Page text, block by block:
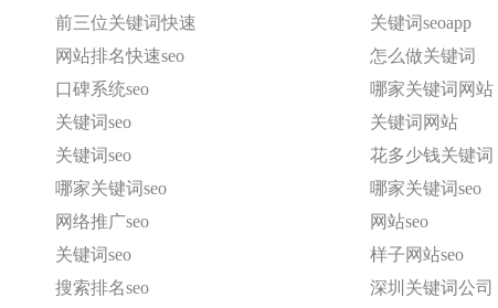
前三位关键词快速
关键词seoapp
网站排名快速seo
怎么做关键词
口碑系统seo
哪家关键词网站
关键词seo
关键词网站
关键词seo
花多少钱关键词
哪家关键词seo
哪家关键词seo
网络推广seo
网站seo
关键词seo
样子网站seo
搜索排名seo
深圳关键词公司